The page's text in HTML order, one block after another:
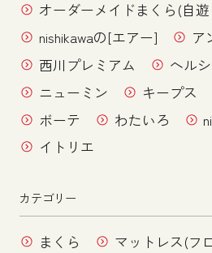
オーダーメイドまくら(自
nishikawaの[エアー]
ア
西川プレミアム
ヘル
ニューミン
キープス
ボーテ
わたいろ
イトリエ
カテゴリー
まくら
マットレス(フ